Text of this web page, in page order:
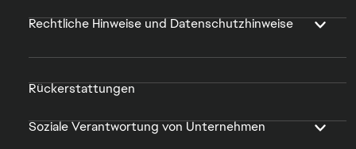
Rechtliche Hinweise und Datenschutzhinweise
Rückerstattungen
Soziale Verantwortung von Unternehmen